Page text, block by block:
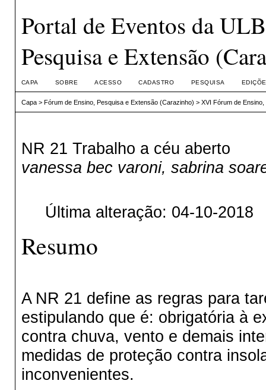
Portal de Eventos da
Pesquisa e Extensão
CAPA SOBRE ACESSO CADASTRO PESQUISA
Capa> Fórum de Ensino, Pesquisa e Extensão (Carazinho) > XVI Fórum de
NR 21 Trabalho a céu aberto
vanessa bec varoni, sabrina
Última alteração: 04-10-2018
Resumo
A NR 21 define as regras para
estipulando que é: obrigatória à
contra chuva, vento e demais
medidas de proteção contra
inconvenientes.